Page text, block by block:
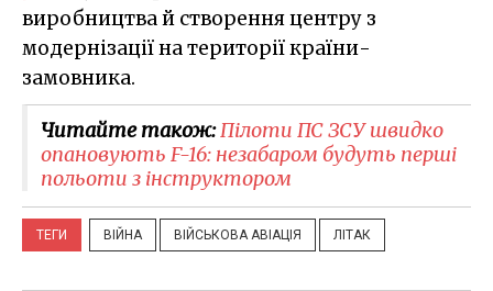
виробництва й створення центру з
модернізації на території країни-
замовника.
Читайте також:Пілоти ПС ЗСУ швидко
опановують F-16: незабаром будуть перші
польоти з інструктором
ТЕГИ ВІЙНА ВІЙСЬКОВА АВІАЦІЯ ЛІТАК